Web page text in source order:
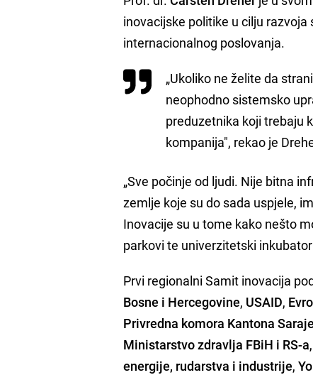
inovacijske politike u cilju
internacionalnog poslovanja.
„Ukoliko ne želite da
neophodno sistemsko
preduzetnika koji trebaju
kompanija", rekao je
„Sve počinje od ljudi. Nije bitna
zemlje koje su do sada uspjele,
Inovacije su u tome kako nešto
parkovi te univerzitetski
Prvi regionalni Samit inovacija
Bosne i Hercegovine, USAID,
Privredna komora Kantona
Ministarstvo zdravlja FBiH i RS-a
energije, rudarstva i industrije,